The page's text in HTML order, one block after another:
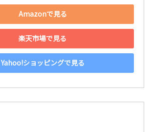
Amazonで見る
楽天市場で見る
Yahoo!ショッピングで見る